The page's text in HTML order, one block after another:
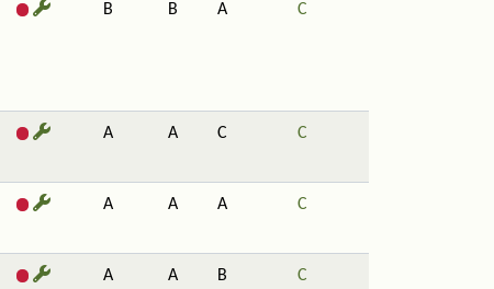
B B A C
A A C C
A A A C
A A B C